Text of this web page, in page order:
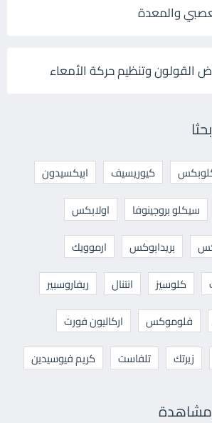
والمعدة
القولون وتنظيم حركة الأمعاء
كيوريسيف
ابيكسيدون
سيكلو بروجينوفا
اولابكس
بريدابوكس
ارموويك
كلوسيز انتنال
ريفاروسبير
فلوموكس
اركاليون فورت
زيرتك تلفاست كريم فيوسيدين
مشاهدة